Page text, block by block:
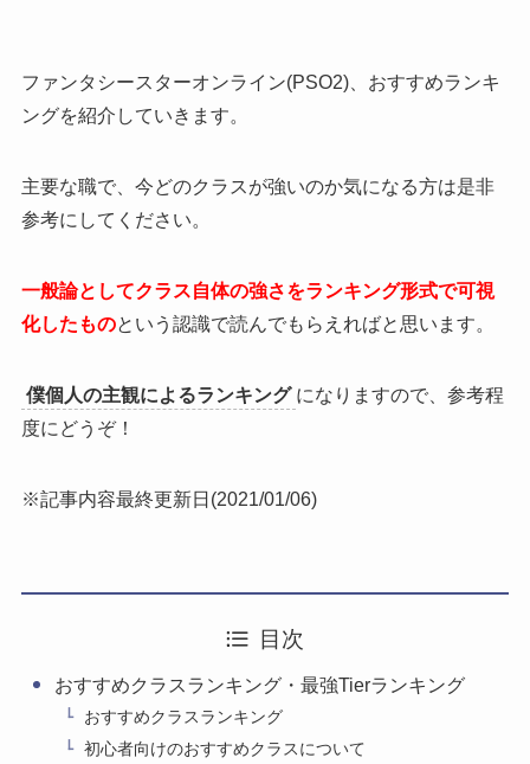
ファンタシースターオンライン(PSO2)、おすすめランキ
ングを紹介していきます。
主要な職で、今どのクラスが強いのか気になる方は是非
参考にしてください。
一般論としてクラス自体の強さをランキング形式で可視
化したものという認識で読んでもらえればと思います。
僕個人の主観によるランキング になりますので、参考程
度にどうぞ！
※記事内容最終更新日(2021/01/06)
目次
おすすめクラスランキング・最強Tierランキング
おすすめクラスランキング
初心者向けのおすすめクラスについて